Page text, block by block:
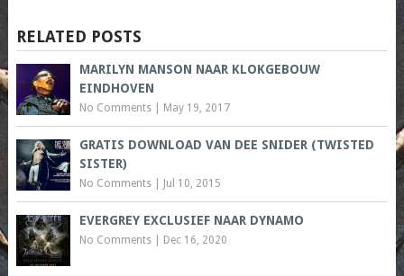
RELATED POSTS
MARILYN MANSON NAAR KLOKGEBOUW
EINDHOVEN
No Comments| May 19, 2017
GRATIS DOWNLOAD VAN DEE SNIDER (TWISTED
SISTER)
No Comments| Jul 10, 2015
EVERGREY EXCLUSIEF NAAR DYNAMO
No Comments| Dec 16, 2020